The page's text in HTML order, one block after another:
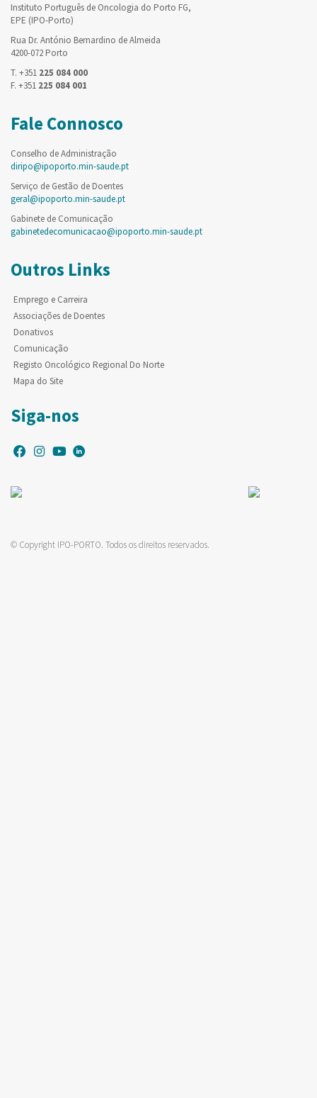
Instituto Português de Oncologia do Porto FG,
EPE (IPO-Porto)
Rua Dr. António Bernardino de Almeida
4200-072 Porto
T. +351 225 084 000
F. +351 225 084 001
Fale Connosco
Conselho de Administração
diripo@ipoporto.min-saude.pt
Serviço de Gestão de Doentes
geral@ipoporto.min-saude.pt
Gabinete de Comunicação
gabinetedecomunicacao@ipoporto.min-saude.pt
Outros Links
Emprego e Carreira
Associações de Doentes
Donativos
Comunicação
Registo Oncológico Regional Do Norte
Mapa do Site
Siga-nos
© Copyright IPO-PORTO. Todos os direitos reservados.